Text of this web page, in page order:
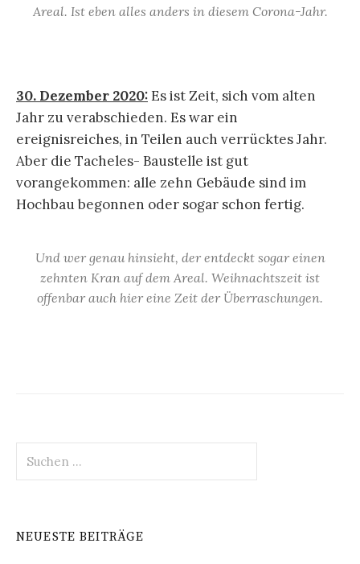
Areal. Ist eben alles anders in diesem Corona-Jahr.
30. Dezember 2020:Es ist Zeit, sich vom alten
Jahr zu verabschieden. Es war ein
ereignisreiches, in Teilen auch verrücktes Jahr.
Aber die Tacheles- Baustelle ist gut
vorangekommen: alle zehn Gebäude sind im
Hochbau begonnen oder sogar schon fertig.
Und wer genau hinsieht, der entdeckt sogar einen
zehnten Kran auf dem Areal. Weihnachtszeit ist
offenbar auch hier eine Zeit der Überraschungen.
nach:
NEUESTE BEITRÄGE